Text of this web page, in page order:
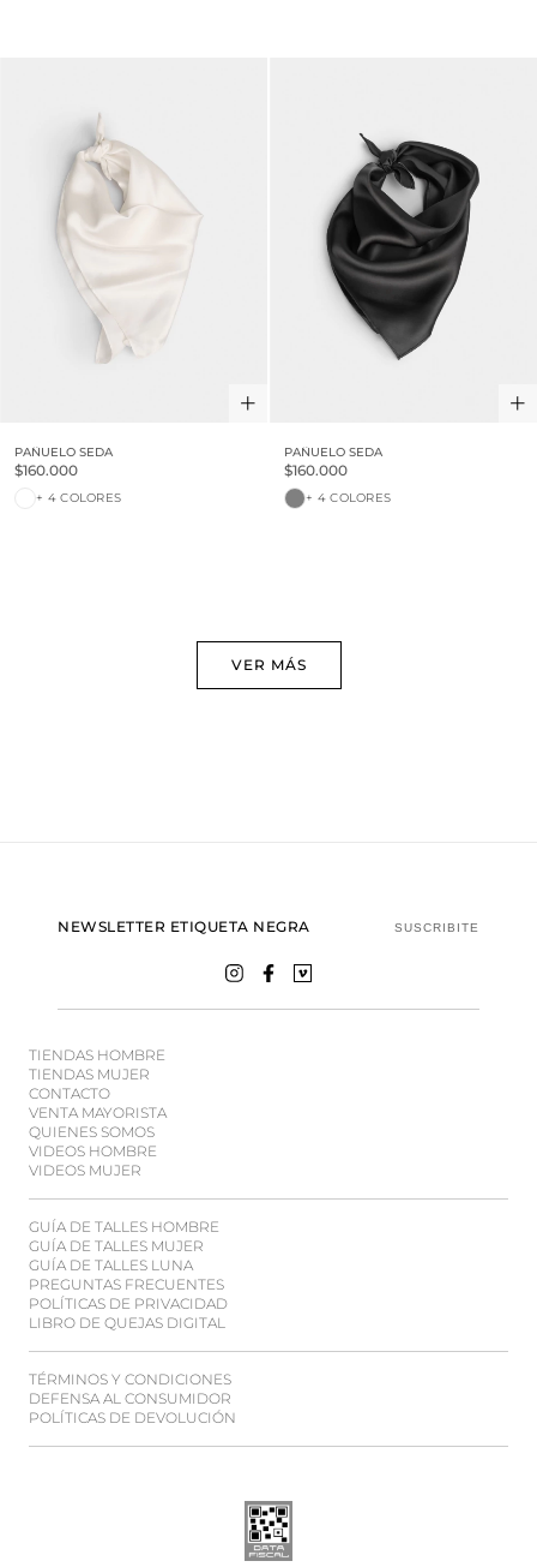
PAÑUELO SEDA
$160.000
+ 4 COLORES
PAÑUELO SEDA
$160.000
+ 4 COLORES
VER MÁS
TIENDAS HOMBRE
TIENDAS MUJER
CONTACTO
VENTA MAYORISTA
QUIENES SOMOS
VIDEOS HOMBRE
VIDEOS MUJER
GUÍA DE TALLES HOMBRE
GUÍA DE TALLES MUJER
GUÍA DE TALLES LUNA
PREGUNTAS FRECUENTES
POLÍTICAS DE PRIVACIDAD
LIBRO DE QUEJAS DIGITAL
TÉRMINOS Y CONDICIONES
DEFENSA AL CONSUMIDOR
POLÍTICAS DE DEVOLUCIÓN
NEWSLETTER ETIQUETA NEGRA SUSCRIBITE